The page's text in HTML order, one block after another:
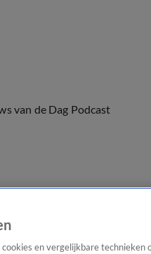
van de Dag Podcast
en vergelijkbare technieken